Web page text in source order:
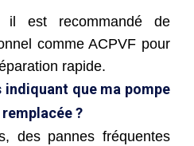
est recommandé de
comme ACPVF pour
rapide.
indiquant que ma pompe
?
des pannes fréquentes